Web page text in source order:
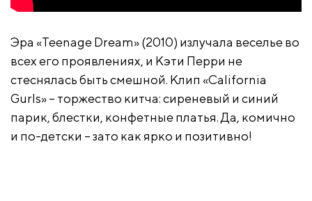
Эра «Teenage Dream» (2010) излучала веселье во
всех его проявлениях, и Кэти Перри не
стеснялась быть смешной. Клип «California
Gurls» – торжество китча: сиреневый и синий
парик, блестки, конфетные платья. Да, комично
и по-детски – зато как ярко и позитивно!